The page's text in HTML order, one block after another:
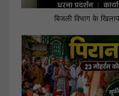
बिजली विभाग के